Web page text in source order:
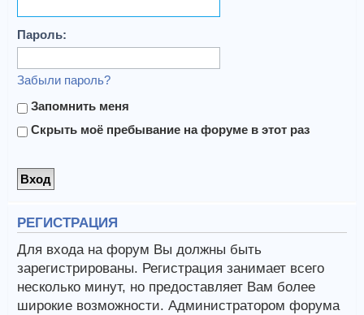
Пароль:
Забыли пароль?
Запомнить меня
Скрыть моё пребывание на форуме в этот раз
РЕГИСТРАЦИЯ
Для входа на форум Вы должны быть
зарегистрированы. Регистрация занимает всего
несколько минут, но предоставляет Вам более
широкие возможности. Администратором форума